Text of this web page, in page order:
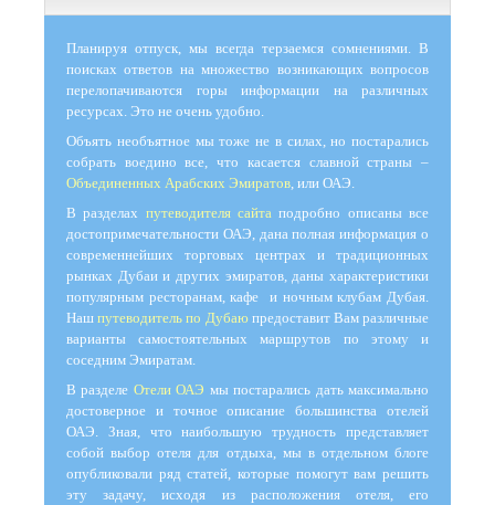
Планируя отпуск, мы всегда терзаемся сомнениями. В
поисках ответов на множество возникающих вопросов
перелопачиваются горы информации на различных
ресурсах. Это не очень удобно.
Объять необъятное мы тоже не в силах, но постарались
собрать воедино все, что касается славной страны –
Объединенных Арабских Эмиратов , или ОАЭ.
В разделах путеводителя сайта подробно описаны все
достопримечательности ОАЭ, дана полная информация о
современнейших торговых центрах и традиционных
рынках Дубаи и других эмиратов, даны характеристики
популярным ресторанам, кафе и ночным клубам Дубая.
Нашпутеводитель по Дубаю предоставит Вам различные
варианты самостоятельных маршрутов по этому и
соседним Эмиратам.
В разделе Отели ОАЭ мы постарались дать максимально
достоверное и точное описание большинства отелей
ОАЭ. Зная, что наибольшую трудность представляет
собой выбор отеля для отдыха, мы в отдельном блоге
опубликовали ряд статей, которые помогут вам решить
эту задачу, исходя из расположения отеля, его